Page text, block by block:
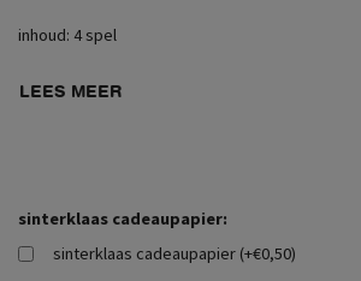
inhoud: 4 spel
LEES MEER
sinterklaas cadeaupapier:
sinterklaas cadeaupapier (+€0,50)